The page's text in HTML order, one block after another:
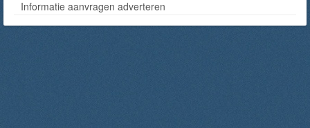
Informatie aanvragen adverteren